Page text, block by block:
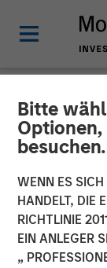
Bitte
besuchen.
WENN ES SICH
HANDELT, DIE
RICHTLINIE
EIN ANLEGER
„
INSIGHTS
Bright
07 JULI 2026